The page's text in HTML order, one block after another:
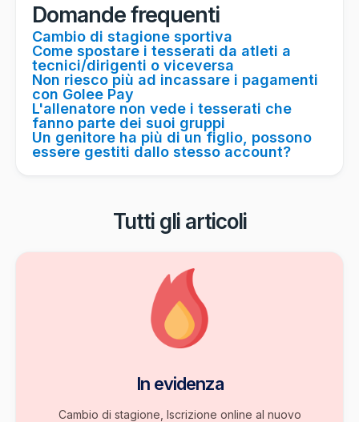
Domande frequenti
Cambio di stagione sportiva
Come spostare i tesserati da atleti a
tecnici/dirigenti o viceversa
Non riesco più ad incassare i pagamenti
con Golee Pay
L'allenatore non vede i tesserati che
fanno parte dei suoi gruppi
Un genitore ha più di un figlio, possono
essere gestiti dallo stesso account?
Tutti gli articoli
In evidenza
Cambio di stagione, Iscrizione online al nuovo